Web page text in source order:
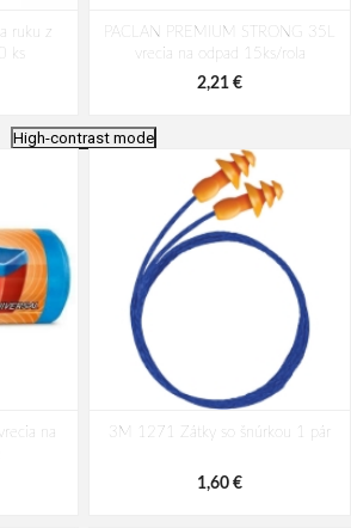
ruku z
ks
PACLAN PREMIUM STRONG 35L
vrecia na odpad 15ks/rola
2,21 €
Respirátor ARDON®M002 FFP2
High-contrast mode
na
3M 1271 Zátky so šnúrkou 1 pár
1,60 €